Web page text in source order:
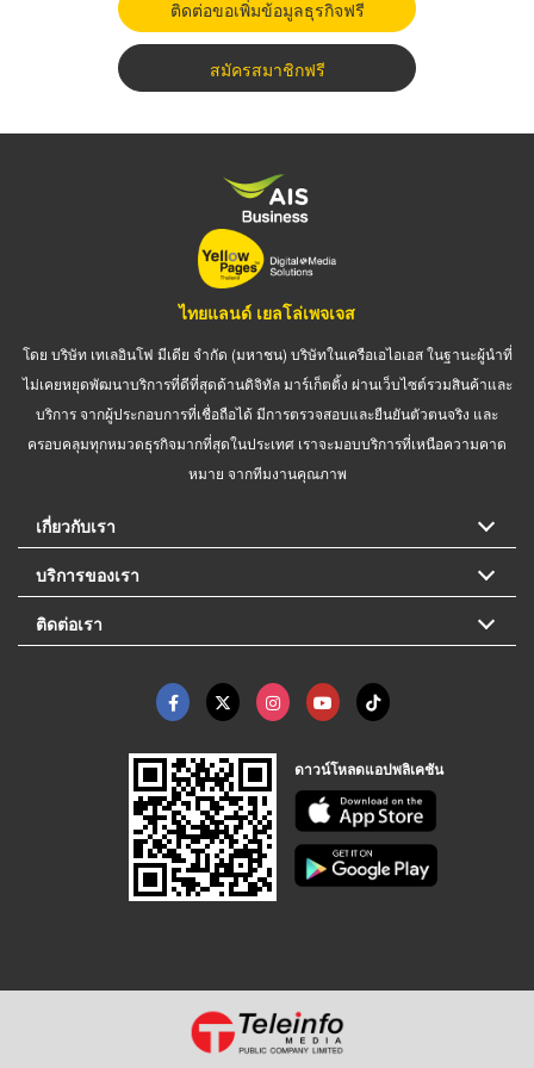
ติดต่อขอเพิ่มข้อมูลธุรกิจฟรี
สมัครสมาชิกฟรี
ไทยแลนด์ เยลโล่เพจเจส
โดย บริษัท เทเลอินโฟ มีเดีย จำกัด (มหาชน) บริษัทในเครือเอไอเอส ในฐานะผู้นำที่
ไม่เคยหยุดพัฒนาบริการที่ดีที่สุดด้านดิจิทัล มาร์เก็ตติ้ง ผ่านเว็บไซต์รวมสินค้าและ
บริการ จากผู้ประกอบการที่เชื่อถือได้ มีการตรวจสอบและยืนยันตัวตนจริง และ
ครอบคลุมทุกหมวดธุรกิจมากที่สุดในประเทศ เราจะมอบบริการที่เหนือความคาด
หมาย จากทีมงานคุณภาพ
เกี่ยวกับเรา
บริการของเรา
ติดต่อเรา
ดาวน์โหลดแอปพลิเคชัน